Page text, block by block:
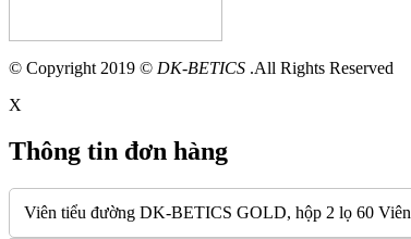
© Copyright 2019 © DK-BETICS .All Rights Reserved
X
Thông tin đơn hàng
Viên tiểu đường DK-BETICS GOLD, hộp 2 lọ 60 Viên